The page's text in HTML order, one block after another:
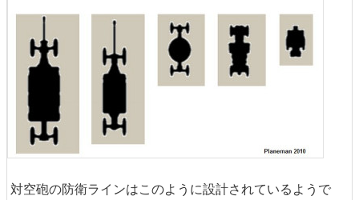
対空砲の防衛ラインはこのように設計されているようで